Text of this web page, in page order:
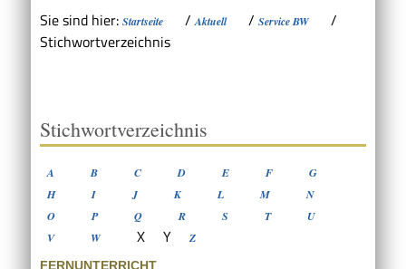
Sie sind hier: Startseite /Aktuell / Service BW
/
Stichwortverzeichnis
Stichwortverzeichnis
A B C D E F
G
H
I J K L M
N
O
P Q R S T
U
V
W X Y Z
FERNUNTERRICHT